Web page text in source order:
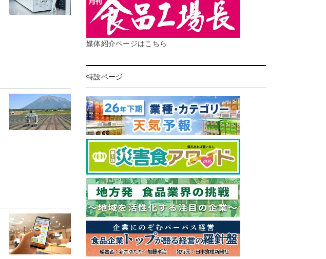
媒体紹介ページはこちら
特設ページ